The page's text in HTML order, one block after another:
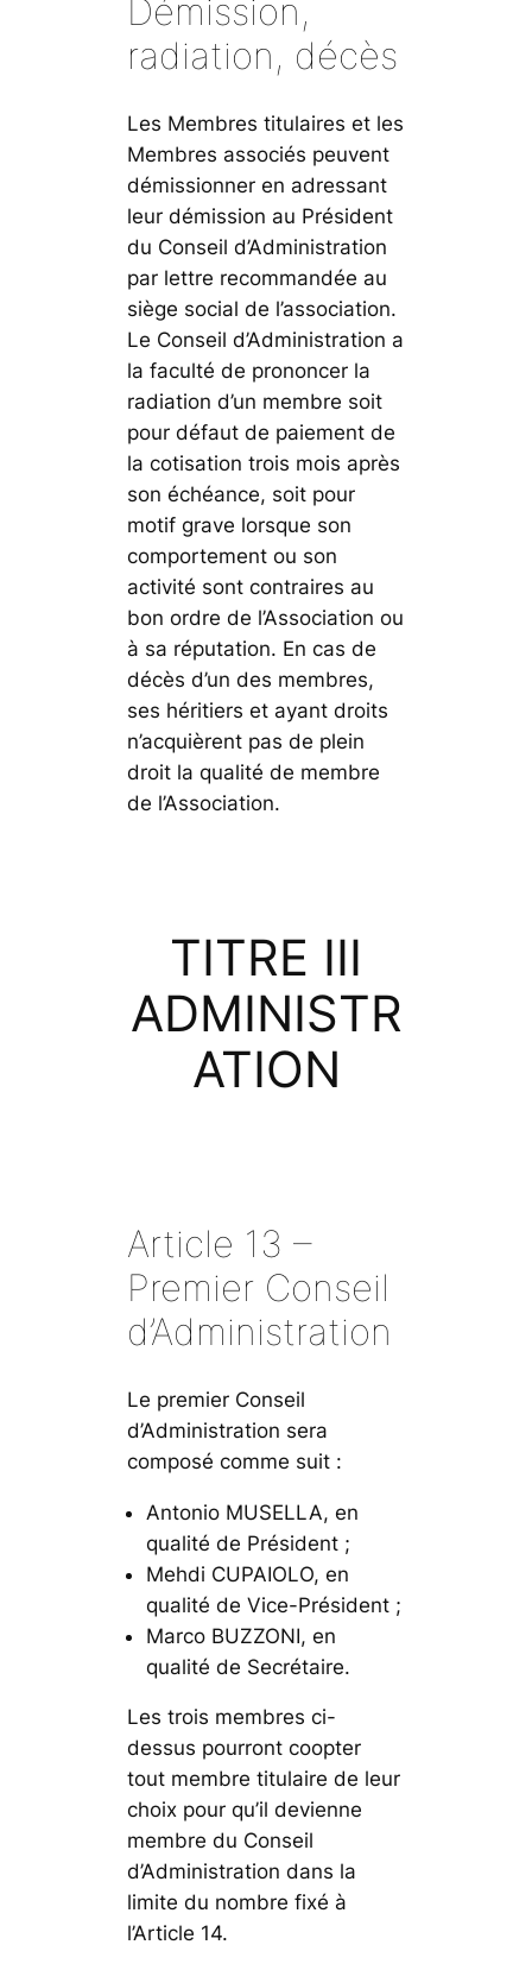
Démission,
radiation, décès
Les Membres titulaires et les
Membres associés peuvent
démissionner en adressant
leur démission au Président
du Conseil d’Administration
par lettre recommandée au
siège social de l’association.
Le Conseil d’Administration a
la faculté de prononcer la
radiation d’un membre soit
pour défaut de paiement de
la cotisation trois mois après
son échéance, soit pour
motif grave lorsque son
comportement ou son
activité sont contraires au
bon ordre de l’Association ou
à sa réputation. En cas de
décès d’un des membres,
ses héritiers et ayant droits
n’acquièrent pas de plein
droit la qualité de membre
de l’Association.
TITRE III
ADMINISTR
ATION
Article 13 –
Premier Conseil
d’Administration
Le premier Conseil
d’Administration sera
composé comme suit :
Antonio MUSELLA, en
qualité de Président ;
Mehdi CUPAIOLO, en
qualité de Vice-Président ;
Marco BUZZONI, en
qualité de Secrétaire.
Les trois membres ci-
dessus pourront coopter
tout membre titulaire de leur
choix pour qu’il devienne
membre du Conseil
d’Administration dans la
limite du nombre fixé à
l’Article 14.